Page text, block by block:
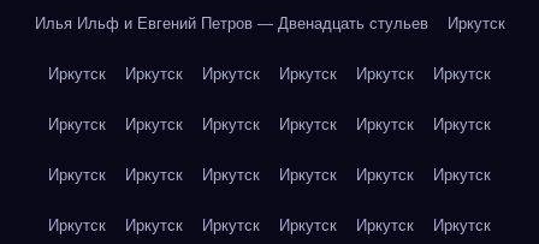
Илья Ильф и Евгений Петров — Двенадцать стульев Иркутск
Иркутск Иркутск Иркутск Иркутск Иркутск Иркутск
Иркутск Иркутск Иркутск Иркутск Иркутск Иркутск
Иркутск Иркутск Иркутск Иркутск Иркутск Иркутск
Иркутск Иркутск Иркутск Иркутск Иркутск Иркутск